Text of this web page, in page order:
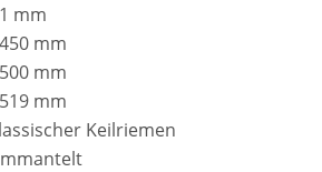
mm
mm
mm
mm
Keilriemen